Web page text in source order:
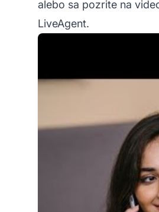
alebo sa pozrite na
LiveAgent.